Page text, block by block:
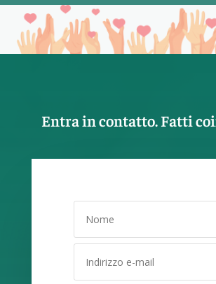
Entra in contatto. Fatti